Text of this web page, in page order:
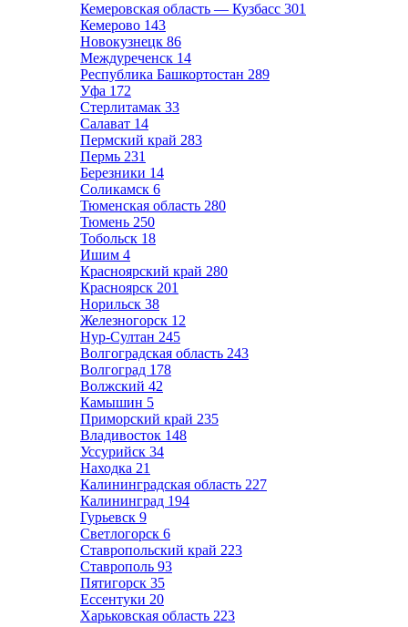
Кемеровская область — Кузбасс 301
Кемерово 143
Новокузнецк 86
Междуреченск 14
Республика Башкортостан 289
Уфа 172
Стерлитамак 33
Салават 14
Пермский край 283
Пермь 231
Березники 14
Соликамск 6
Тюменская область 280
Тюмень 250
Тобольск 18
Ишим 4
Красноярский край 280
Красноярск 201
Норильск 38
Железногорск 12
Нур-Султан 245
Волгоградская область 243
Волгоград 178
Волжский 42
Камышин 5
Приморский край 235
Владивосток 148
Уссурийск 34
Находка 21
Калининградская область 227
Калининград 194
Гурьевск 9
Светлогорск 6
Ставропольский край 223
Ставрополь 93
Пятигорск 35
Ессентуки 20
Харьковская область 223